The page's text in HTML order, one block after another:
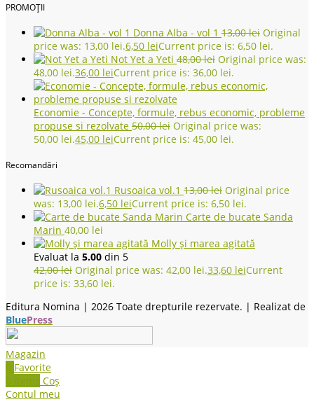
PROMOȚII
Donna Alba - vol 1 13,00lei Original
price was: 13,00 lei.6,50 leiCurrent price is: 6,50 lei.
Not Yet a Yeti 48,00lei Original price was:
48,00 lei.36,00 leiCurrent price is: 36,00 lei.
Economie - Concepte, formule, rebus economic, probleme
propuse si rezolvate 50,00lei Original price was:
50,00 lei.45,00 leiCurrent price is: 45,00 lei.
Recomandări
Rusoaica vol.1 13,00lei Original price
was: 13,00 lei.6,50 leiCurrent price is: 6,50 lei.
Carte de bucate Sanda
Marin 40,00 lei
Molly și marea agitată
Evaluat la 5.00 din 5
42,00lei Original price was: 42,00 lei.33,60 leiCurrent
price is: 33,60 lei.
Editura Nomina | 2026 Toate drepturile rezervate. | Realizat de
BluePress
Magazin
0 Favorite
0 items Coș
Contul meu